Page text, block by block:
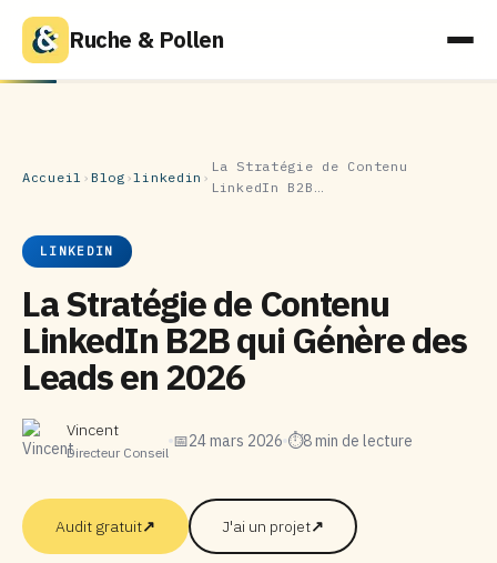
Ruche & Pollen
Accueil › Blog ›linkedin ›
La Stratégie de Contenu
LinkedIn B2B…
LINKEDIN
La Stratégie de Contenu
LinkedIn B2B qui Génère des
Leads en 2026
Vincent
Directeur Conseil
📅24 mars 2026 ⏱8 min de lecture
Audit gratuit↗ J'ai un projet↗